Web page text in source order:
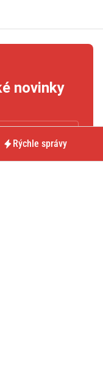
novinky
Rýchle správy